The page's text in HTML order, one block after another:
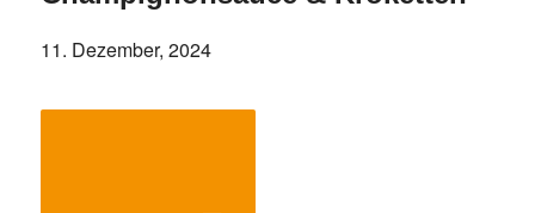
11. Dezember, 2024